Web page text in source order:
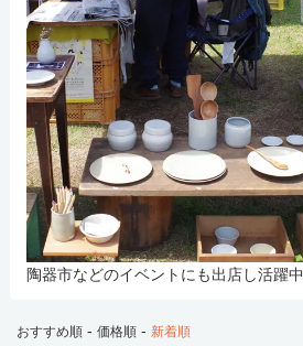
陶器市などのイベントにも出店し活躍中
おすすめ順 - 価格順 - 新着順